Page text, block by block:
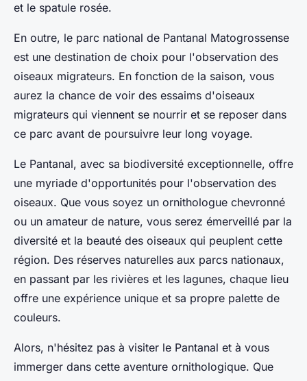
et le spatule rosée.
En outre, le parc national de Pantanal Matogrossense
est une destination de choix pour l'observation des
oiseaux migrateurs. En fonction de la saison, vous
aurez la chance de voir des essaims d'oiseaux
migrateurs qui viennent se nourrir et se reposer dans
ce parc avant de poursuivre leur long voyage.
Le Pantanal, avec sa biodiversité exceptionnelle, offre
une myriade d'opportunités pour l'observation des
oiseaux. Que vous soyez un ornithologue chevronné
ou un amateur de nature, vous serez émerveillé par la
diversité et la beauté des oiseaux qui peuplent cette
région. Des réserves naturelles aux parcs nationaux,
en passant par les rivières et les lagunes, chaque lieu
offre une expérience unique et sa propre palette de
couleurs.
Alors, n'hésitez pas à visiter le Pantanal et à vous
immerger dans cette aventure ornithologique. Que